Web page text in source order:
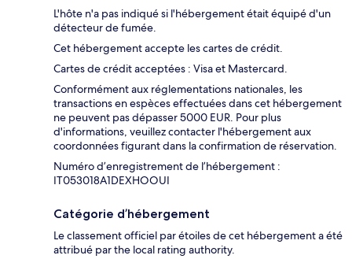
L'hôte n'a pas indiqué si l'hébergement était équipé d'un
détecteur de fumée.
Cet hébergement accepte les cartes de crédit.
Cartes de crédit acceptées : Visa et Mastercard.
Conformément aux réglementations nationales, les
transactions en espèces effectuées dans cet hébergement
ne peuvent pas dépasser 5000 EUR. Pour plus
d'informations, veuillez contacter l'hébergement aux
coordonnées figurant dans la confirmation de réservation.
Numéro d’enregistrement de l’hébergement :
IT053018A1DEXHOOUI
Catégorie d’hébergement
Le classement officiel par étoiles de cet hébergement a été
attribué par the local rating authority.